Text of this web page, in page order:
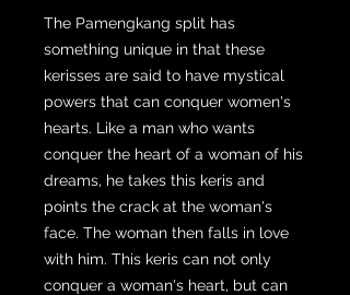
The Pamengkang split has
something unique in that these
kerisses are said to have mystical
powers that can conquer women's
hearts. Like a man who wants
conquer the heart of a woman of his
dreams, he takes this keris and
points the crack at the woman's
face. The woman then falls in love
with him. This keris can not only
conquer a woman's heart, but can